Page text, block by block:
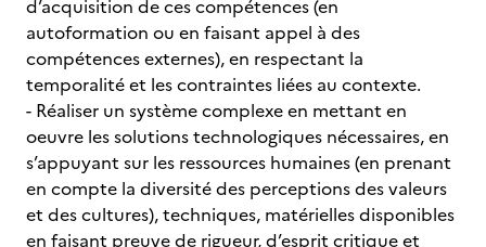
d’acquisition de ces compétences (en
autoformation ou en faisant appel à des
compétences externes), en respectant la
temporalité et les contraintes liées au contexte.
- Réaliser un système complexe en mettant en
oeuvre les solutions technologiques nécessaires, en
s’appuyant sur les ressources humaines (en prenant
en compte la diversité des perceptions des valeurs
et des cultures), techniques, matérielles disponibles
en faisant preuve de rigueur, d’esprit critique et